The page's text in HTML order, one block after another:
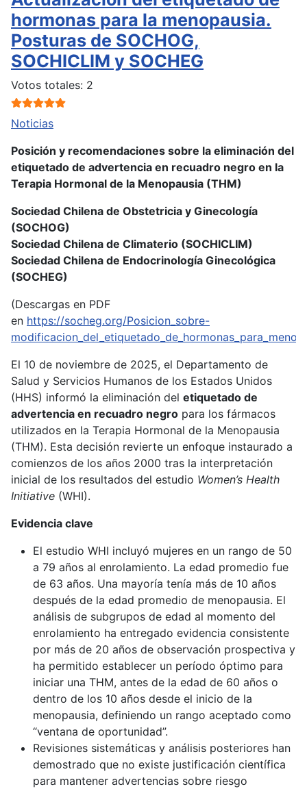
hormonas para la menopausia.
Posturas de SOCHOG,
SOCHICLIM y SOCHEG
Ratio: 5/5
Votos totales: 2
Noticias
Posición y recomendaciones sobre la eliminación del
etiquetado de advertencia en recuadro negro en la
Terapia Hormonal de la Menopausia (THM)
Sociedad Chilena de Obstetricia y Ginecología
(SOCHOG)
Sociedad Chilena de Climaterio (SOCHICLIM)
Sociedad Chilena de Endocrinología Ginecológica
(SOCHEG)
(Descargas en PDF
en https://socheg.org/Posicion_sobre-
El 10 de noviembre de 2025, el Departamento de
Salud y Servicios Humanos de los Estados Unidos
(HHS) informó la eliminación del etiquetado de
advertencia en recuadro negro para los fármacos
utilizados en la Terapia Hormonal de la Menopausia
(THM). Esta decisión revierte un enfoque instaurado a
comienzos de los años 2000 tras la interpretación
inicial de los resultados del estudio Women’s Health
Initiative (WHI).
Evidencia clave
El estudio WHI incluyó mujeres en un rango de 50
a 79 años al enrolamiento. La edad promedio fue
de 63 años. Una mayoría tenía más de 10 años
después de la edad promedio de menopausia. El
análisis de subgrupos de edad al momento del
enrolamiento ha entregado evidencia consistente
por más de 20 años de observación prospectiva y
ha permitido establecer un período óptimo para
iniciar una THM, antes de la edad de 60 años o
dentro de los 10 años desde el inicio de la
menopausia, definiendo un rango aceptado como
“ventana de oportunidad”.
Revisiones sistemáticas y análisis posteriores han
demostrado que no existe justificación científica
para mantener advertencias sobre riesgo